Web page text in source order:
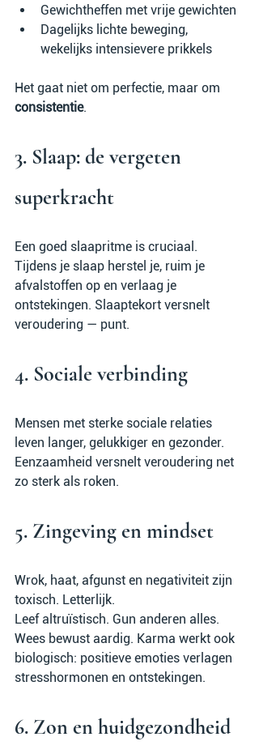
Gewichtheffen met vrije gewichten
Dagelijks lichte beweging,
wekelijks intensievere prikkels
Het gaat niet om perfectie, maar om
consistentie.
3. Slaap: de vergeten
superkracht
Een goed slaapritme is cruciaal.
Tijdens je slaap herstel je, ruim je
afvalstoffen op en verlaag je
ontstekingen. Slaaptekort versnelt
veroudering — punt.
4. Sociale verbinding
Mensen met sterke sociale relaties
leven langer, gelukkiger en gezonder.
Eenzaamheid versnelt veroudering net
zo sterk als roken.
5. Zingeving en mindset
Wrok, haat, afgunst en negativiteit zijn
toxisch. Letterlijk.
Leef altruïstisch. Gun anderen alles.
Wees bewust aardig. Karma werkt ook
biologisch: positieve emoties verlagen
stresshormonen en ontstekingen.
6. Zon en huidgezondheid